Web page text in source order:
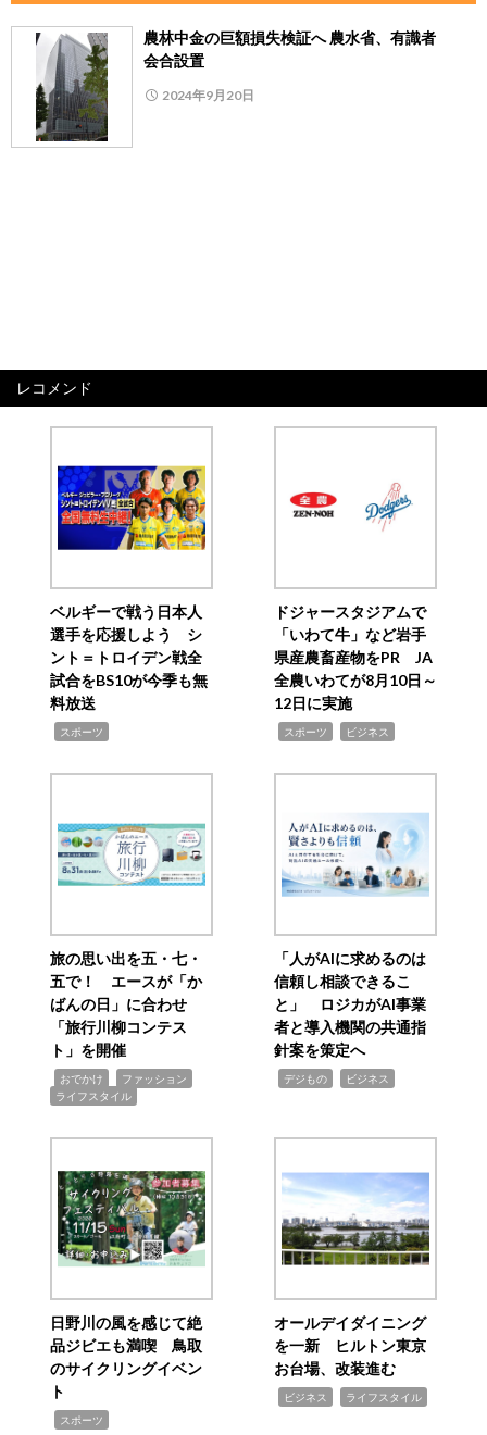
農林中金の巨額損失検証へ 農水省、有識者
会合設置
2024年9月20日
レコメンド
ベルギーで戦う日本人
選手を応援しよう シ
ント＝トロイデン戦全
試合をBS10が今季も無
料放送
スポーツ
ドジャースタジアムで
「いわて牛」など岩手
県産農畜産物をPR JA
全農いわてが8月10日～
12日に実施
スポーツ ビジネス
旅の思い出を五・七・
五で！ エースが「か
ばんの日」に合わせ
「旅行川柳コンテス
ト」を開催
おでかけ ファッション
ライフスタイル
「人がAIに求めるのは
信頼し相談できるこ
と」 ロジカがAI事業
者と導入機関の共通指
針案を策定へ
デジもの ビジネス
日野川の風を感じて絶
品ジビエも満喫 鳥取
のサイクリングイベン
ト
スポーツ
オールデイダイニング
を一新 ヒルトン東京
お台場、改装進む
ビジネス ライフスタイル